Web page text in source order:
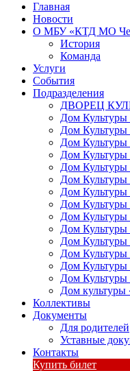
Главная
Новости
О МБУ «КТД МО
История
Команда
Услуги
События
Подразделения
ДВОРЕЦ
Дом Культуры
Дом Культуры
Дом Культуры
Дом Культуры
Дом Культуры
Дом Культуры
Дом Культуры
Дом Культуры
Дом Культуры
Дом Культуры
Дом Культуры
Дом
Дом Культуры
Дом
Дом культуры
Коллективы
Документы
Для родителей
Уставные
Контакты
Купить билет